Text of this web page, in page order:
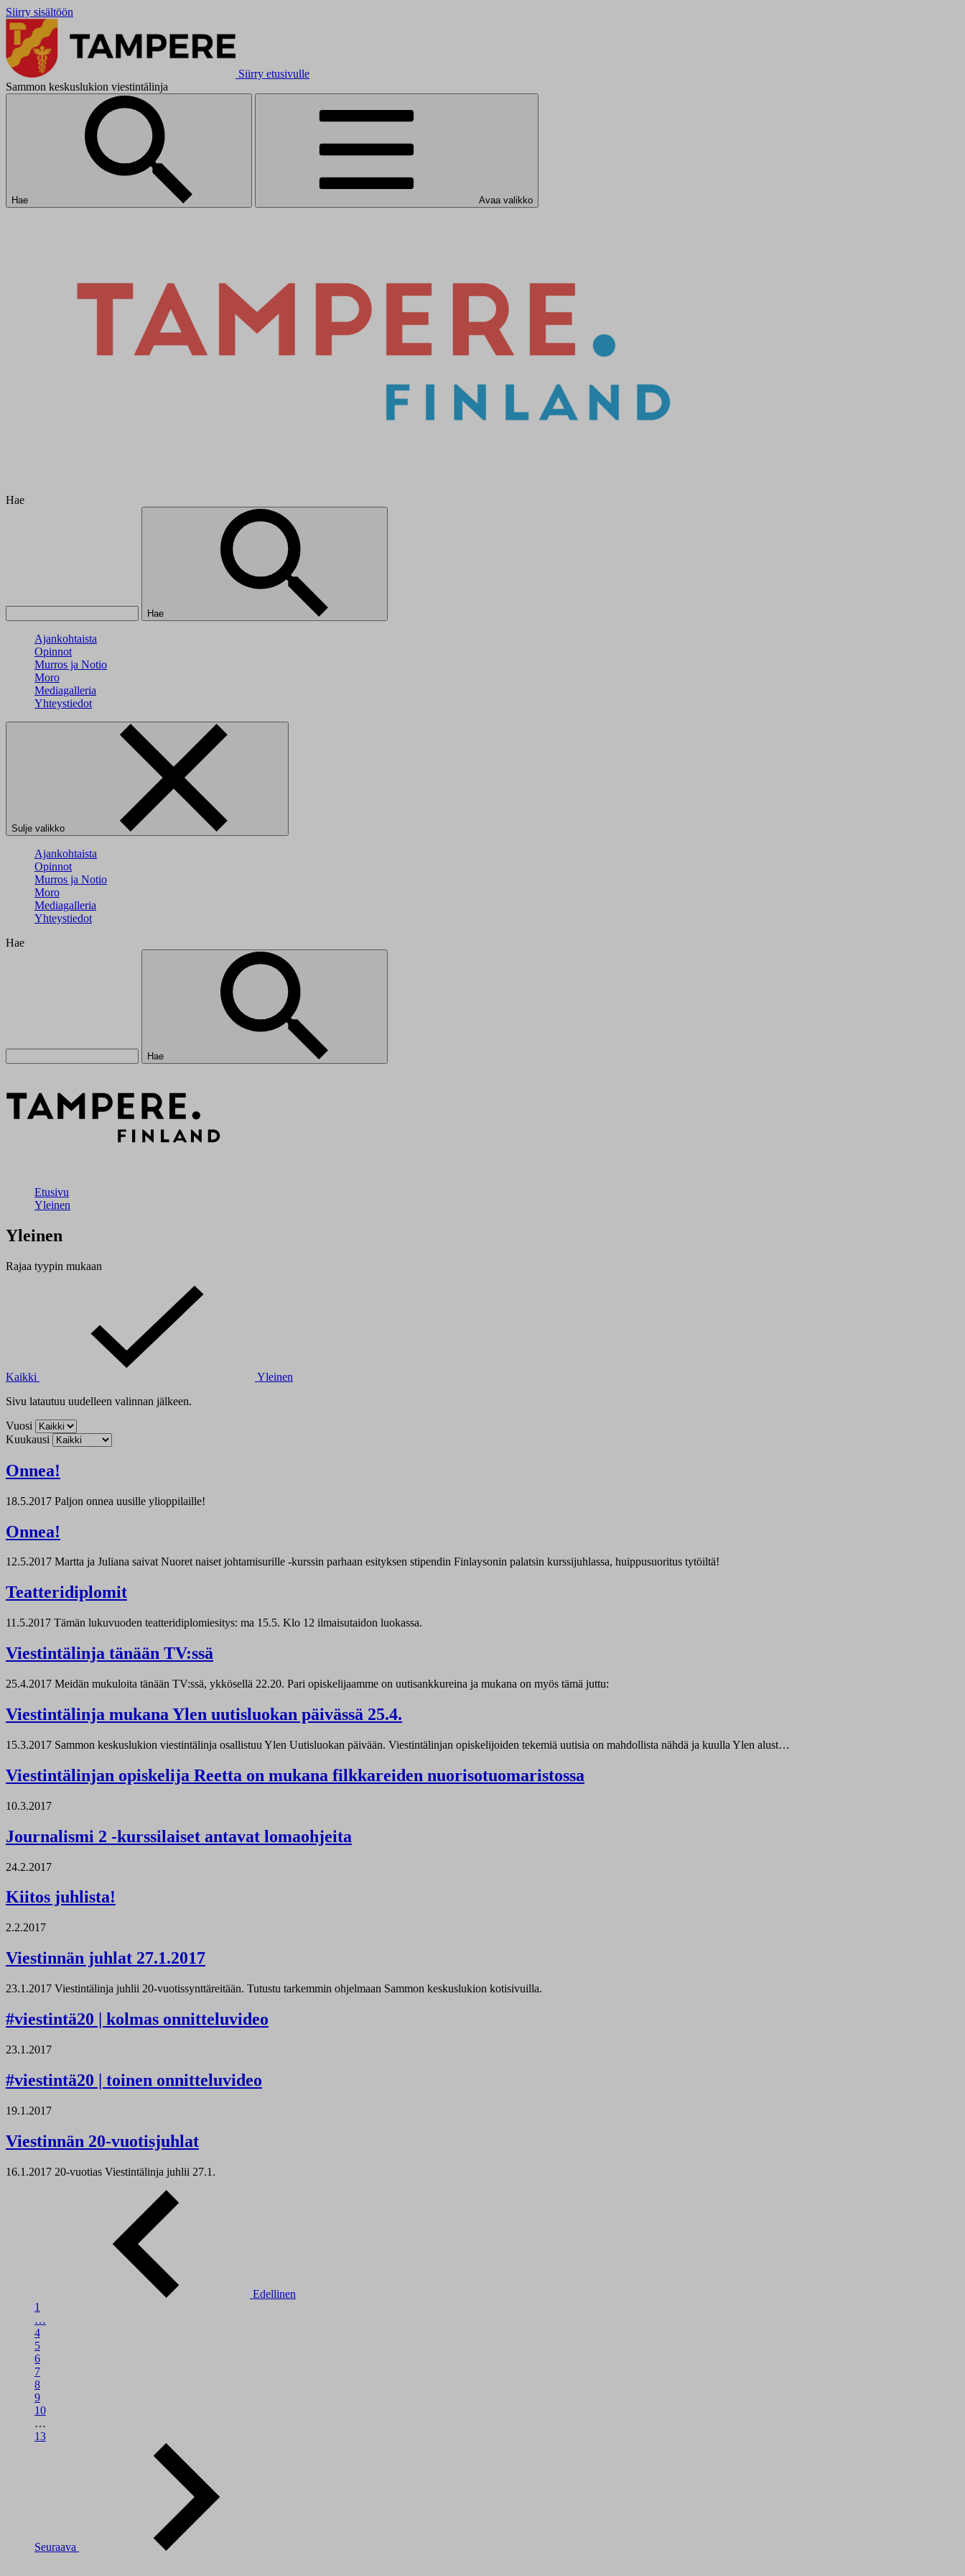
Siirry sisältöön
Siirry etusivulle
Sammon keskuslukion viestintälinja
Hae Avaa valikko
Hae
Hae
Ajankohtaista
Opinnot
Murros ja Notio
Moro
Mediagalleria
Yhteystiedot
Sulje valikko
Ajankohtaista
Opinnot
Murros ja Notio
Moro
Mediagalleria
Yhteystiedot
Hae
Hae
Etusivu
Yleinen
Yleinen
Rajaa tyypin mukaan
Kaikki
Yleinen
Sivu latautuu uudelleen valinnan jälkeen.
Vuosi
Kuukausi
Onnea!
18.5.2017 Paljon onnea uusille ylioppilaille!
Onnea!
12.5.2017 Martta ja Juliana saivat Nuoret naiset johtamisurille -kurssin parhaan esityksen stipendin Finlaysonin palatsin kurssijuhlassa, huippusuoritus tytöiltä!
Teatteridiplomit
11.5.2017 Tämän lukuvuoden teatteridiplomiesitys: ma 15.5. Klo 12 ilmaisutaidon luokassa.
Viestintälinja tänään TV:ssä
25.4.2017 Meidän mukuloita tänään TV:ssä, ykkösellä 22.20. Pari opiskelijaamme on uutisankkureina ja mukana on myös tämä juttu:
Viestintälinja mukana Ylen uutisluokan päivässä 25.4.
15.3.2017 Sammon keskuslukion viestintälinja osallistuu Ylen Uutisluokan päivään. Viestintälinjan opiskelijoiden tekemiä uutisia on mahdollista nähdä ja kuulla Ylen alust…
Viestintälinjan opiskelija Reetta on mukana filkkareiden nuorisotuomaristossa
10.3.2017
Journalismi 2 -kurssilaiset antavat lomaohjeita
24.2.2017
Kiitos juhlista!
2.2.2017
Viestinnän juhlat 27.1.2017
23.1.2017 Viestintälinja juhlii 20-vuotissynttäreitään. Tutustu tarkemmin ohjelmaan Sammon keskuslukion kotisivuilla.
#viestintä20 | kolmas onnitteluvideo
23.1.2017
#viestintä20 | toinen onnitteluvideo
19.1.2017
Viestinnän 20-vuotisjuhlat
16.1.2017 20-vuotias Viestintälinja juhlii 27.1.
Edellinen
1
…
4
5
6
7
8
9
10
…
13
Seuraava